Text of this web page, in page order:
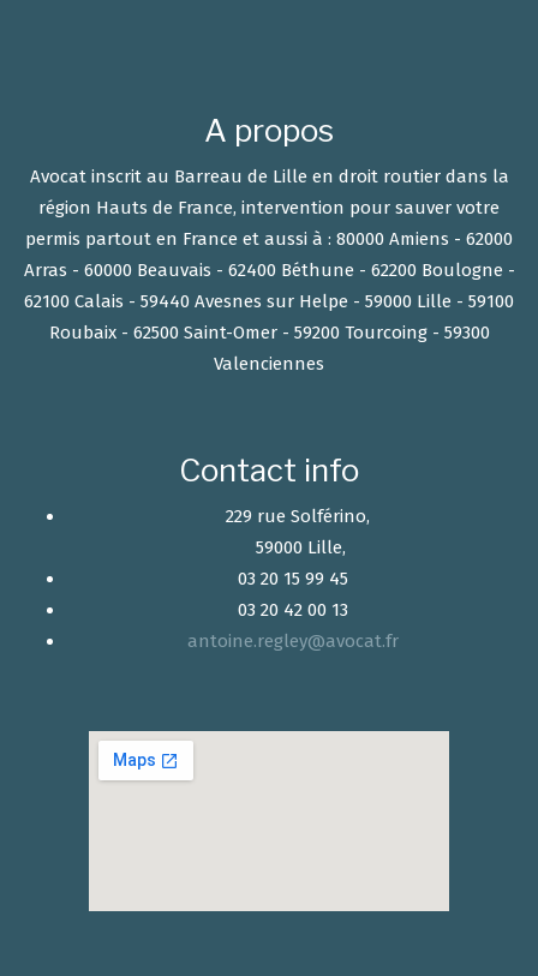
A propos
Avocat inscrit au Barreau de Lille en droit routier dans la
région Hauts de France, intervention pour sauver votre
permis partout en France et aussi à : 80000 Amiens - 62000
Arras - 60000 Beauvais - 62400 Béthune - 62200 Boulogne -
62100 Calais - 59440 Avesnes sur Helpe - 59000 Lille - 59100
Roubaix - 62500 Saint-Omer - 59200 Tourcoing - 59300
Valenciennes
Contact info
229 rue Solférino,
59000 Lille,
03 20 15 99 45
03 20 42 00 13
antoine.regley@avocat.fr